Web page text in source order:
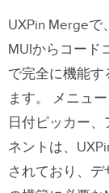
UXPin Mergeで
MUIからコード
で完全に機能す
ます。
メニュ
日付ピッカー
ネントは、
されており、